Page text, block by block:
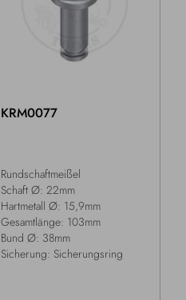
KRM0077
Rundschaftmeißel
Schaft Ø: 22mm
Hartmetall Ø: 15,9mm
Gesamtlänge: 103mm
Bund Ø: 38mm
Sicherung: Sicherungsring